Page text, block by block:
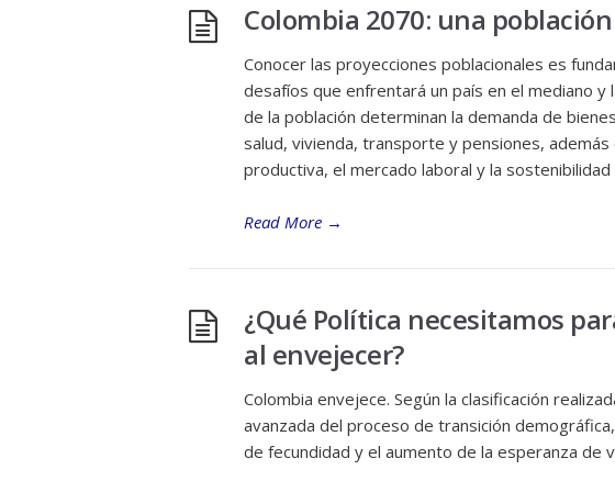
Colombia 2070: una
Conocer las proyecciones poblacionales es
desafíos que enfrentará un país en el mediano
de la población determinan la demanda de
salud, vivienda, transporte y pensiones,
productiva, el mercado laboral y la sostenibilidad
Read More →
¿Qué Política necesitamos
al envejecer?
Colombia envejece. Según la clasificación
avanzada del proceso de transición
de fecundidad y el aumento de la esperanza de